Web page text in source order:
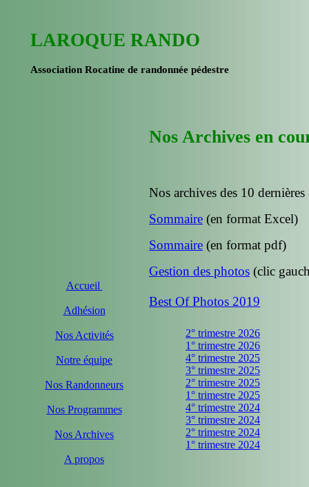
LAROQUE RANDO
Association Rocatine de randonnée pédestre
Accueil
Adhésion
Nos Activités
Notre équipe
Nos Randonneurs
Nos Programmes
Nos Archives
A propos
Nos Archives en
Nos archives des 10
Sommaire (en format Excel)
Sommaire (en format pdf)
Gestion des photos (clic
Best Of Photos 2019
2° trimestre 2026
1° trimestre 2026
4° trimestre 2025
3° trimestre 2025
2° trimestre 2025
1° trimestre 2025
4° trimestre 2024
3° trimestre 2024
2° trimestre 2024
1° trimestre 2024